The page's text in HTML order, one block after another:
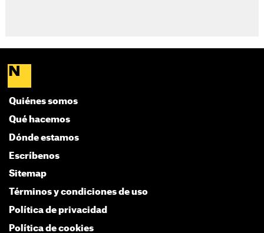
Quiénes somos
Qué hacemos
Dónde estamos
Escríbenos
Sitemap
Términos y condiciones de uso
Política de privacidad
Política de cookies